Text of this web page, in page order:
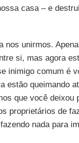
casa – e
nos unirmos.
si, mas agora
inimigo comum é
estão queimando
que você deixou
proprietários de
nada para